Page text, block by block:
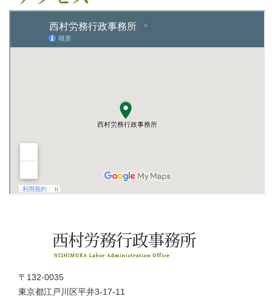
〒132-0035
東京都江戸川区平井3-17-11